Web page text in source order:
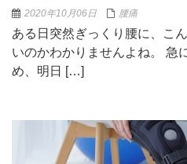
2020年10月06日 腰痛
ある日突然ぎっくり腰に、こ
いのかわかりませんよね。 急
め、明日 […]